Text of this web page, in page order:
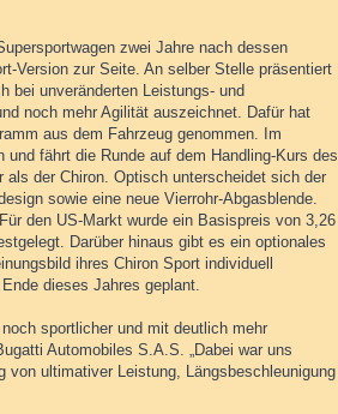
zwei Jahre nach dessen
Version zur Seite. An selber Stelle präsentiert
bei unveränderten Leistungs- und
noch mehr Agilität auszeichnet. Dafür hat
aus dem Fahrzeug genommen. Im
fährt die Runde auf dem Handling-Kurs des
der Chiron. Optisch unterscheidet sich der
sowie eine neue Vierrohr-Abgasblende.
den US-Markt wurde ein Basispreis von 3,26
Darüber hinaus gibt es ein optionales
ihres Chiron Sport individuell
dieses Jahres geplant.
sportlicher und mit deutlich mehr
Automobiles S.A.S. „Dabei war uns
von ultimativer Leistung, Längsbeschleunigung